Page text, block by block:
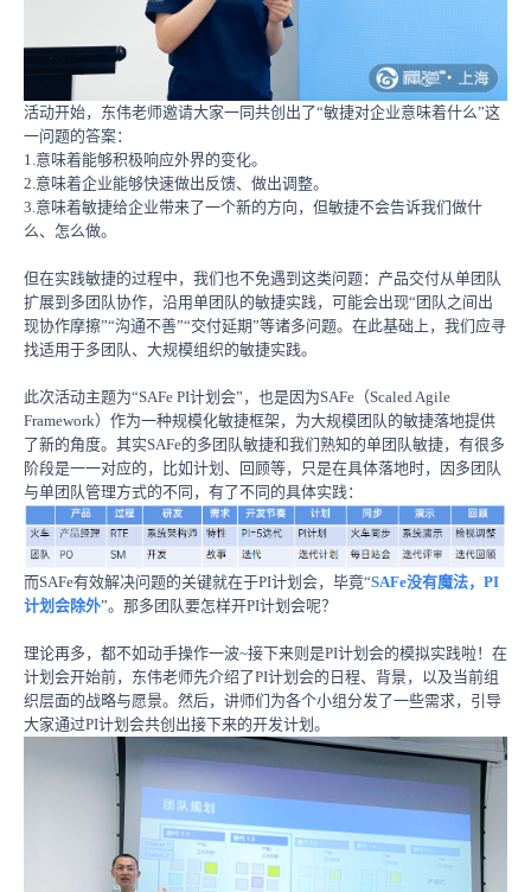
活动开始，东伟老师邀请大家一同共创出了“敏捷对企业意味着什么”这
一问题的答案：
1.意味着能够积极响应外界的变化。
2.意味着企业能够快速做出反馈、做出调整。
3.意味着敏捷给企业带来了一个新的方向，但敏捷不会告诉我们做什
么、怎么做。
但在实践敏捷的过程中，我们也不免遇到这类问题：产品交付从单团队
扩展到多团队协作，沿用单团队的敏捷实践，可能会出现“团队之间出
现协作摩擦”“沟通不善”“交付延期”等诸多问题。在此基础上，我们应寻
找适用于多团队、大规模组织的敏捷实践。
此次活动主题为“SAFe PI计划会”，也是因为SAFe（Scaled Agile
Framework）作为一种规模化敏捷框架，为大规模团队的敏捷落地提供
了新的角度。其实SAFe的多团队敏捷和我们熟知的单团队敏捷，有很多
阶段是一一对应的，比如计划、回顾等，只是在具体落地时，因多团队
与单团队管理方式的不同，有了不同的具体实践：
而SAFe有效解决问题的关键就在于PI计划会，毕竟“SAFe没有魔法，PI
计划会除外”。 那多团队要怎样开PI计划会呢？
理论再多，都不如动手操作一波~接下来则是PI计划会的模拟实践啦！在
计划会开始前，东伟老师先介绍了PI计划会的日程、背景，以及当前组
织层面的战略与愿景。然后，讲师们为各个小组分发了一些需求，引导
大家通过PI计划会共创出接下来的开发计划。